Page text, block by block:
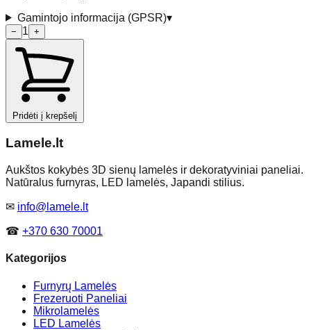
Gamintojo informacija (GPSR)▾
− 1 +
Pridėti į krepšelį
Lamele.lt
Aukštos kokybės 3D sienų lamelės ir dekoratyviniai paneliai.
Natūralus furnyras, LED lamelės, Japandi stilius.
✉ info@lamele.lt
☎ +370 630 70001
Kategorijos
Furnyrų Lamelės
Frezeruoti Paneliai
Mikrolamelės
LED Lamelės